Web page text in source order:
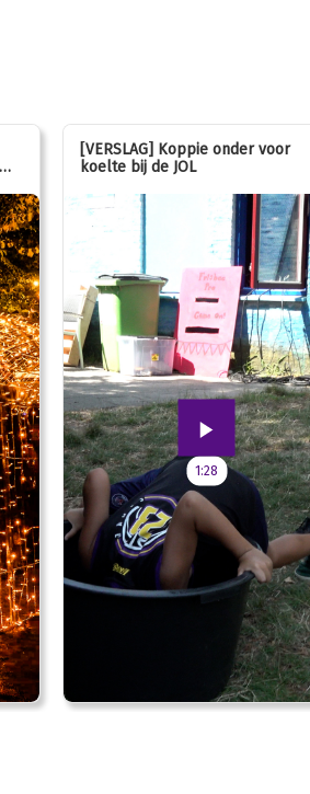
[VERSLAG] Koppie onder voor
koelte bij de JOL
1:28